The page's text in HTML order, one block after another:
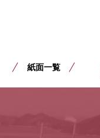
紙面一覧